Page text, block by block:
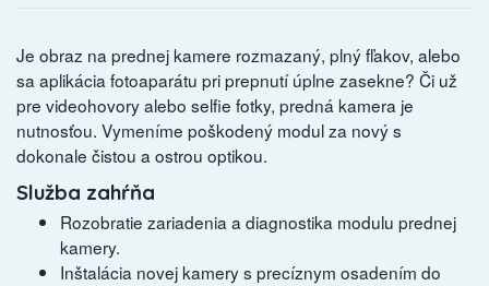
Je obraz na prednej kamere rozmazaný, plný fľakov, alebo
sa aplikácia fotoaparátu pri prepnutí úplne zasekne? Či už
pre videohovory alebo selfie fotky, predná kamera je
nutnosťou. Vymeníme poškodený modul za nový s
dokonale čistou a ostrou optikou.
Služba zahŕňa
Rozobratie zariadenia a diagnostika modulu prednej
kamery.
Inštalácia novej kamery s precíznym osadením do